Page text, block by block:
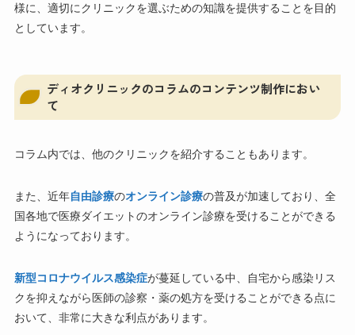
様に、適切にクリニックを選ぶための知識を提供することを目的
としています。
ディオクリニックのコラムのコンテンツ制作におい
て
コラム内では、他のクリニックを紹介することもあります。
また、近年自由診療のオンライン診療の普及が加速しており、全
国各地で医療ダイエットのオンライン診療を受けることができる
ようになっております。
新型コロナウイルス感染症が蔓延している中、自宅から感染リス
クを抑えながら医師の診察・薬の処方を受けることができる点に
おいて、非常に大きな利点があります。